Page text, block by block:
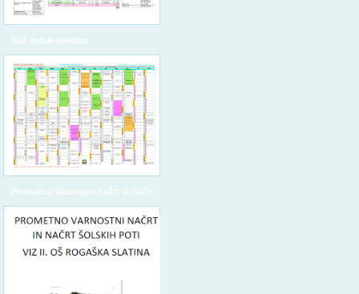
Naš šolski koledar
Prometno varnostni načrt in načrt
šolskih poti